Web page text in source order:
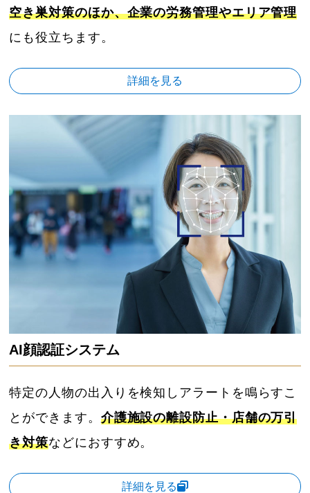
空き巣対策のほか、企業の労務管理やエリア管理
にも役立ちます。
詳細を見る
AI顔認証システム
特定の人物の出入りを検知しアラートを鳴らすこ
とができます。 介護施設の離設防止・店舗の万引
き対策などにおすすめ。
詳細を見る